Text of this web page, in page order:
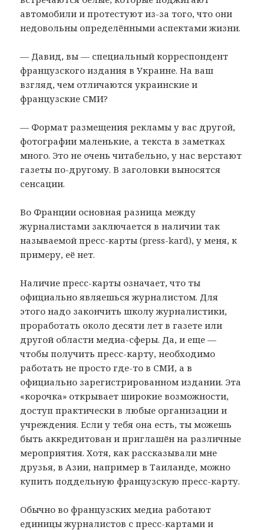
автомобили и протестуют из-за того, что они
недовольны определёнными аспектами жизни.
— Давид, вы — специальный корреспондент
французского издания в Украине. На ваш
взгляд, чем отличаются украинские и
французские СМИ?
— Формат размещения рекламы у вас другой,
фотографии маленькие, а текста в заметках
много. Это не очень читабельно, у нас верстают
газеты по-другому. В заголовки выносятся
сенсации.
Во Франции основная разница между
журналистами заключается в наличии так
называемой пресс-карты (press-kard), у меня, к
примеру, её нет.
Наличие пресс-карты означает, что ты
официально являешься журналистом. Для
этого надо закончить школу журналистики,
проработать около десяти лет в газете или
другой области медиа-сферы. Да, и еще —
чтобы получить пресс-карту, необходимо
работать не просто где-то в СМИ, а в
официально зарегистрированном издании. Эта
«корочка» открывает широкие возможности,
доступ практически в любые организации и
учреждения. Если у тебя она есть, ты можешь
быть аккредитован и приглашён на различные
мероприятия. Хотя, как рассказывали мне
друзья, в Азии, например в Таиланде, можно
купить поддельную французскую пресс-карту.
Обычно во французских медиа работают
единицы журналистов с пресс-картами и